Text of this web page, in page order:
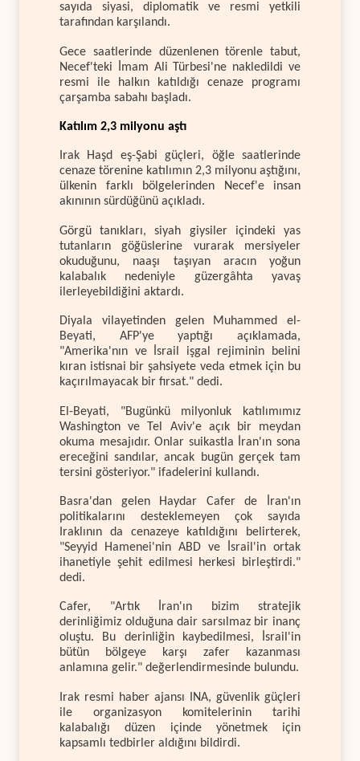
sayıda siyasi, diplomatik ve resmi yetkili
tarafından karşılandı.
Gece saatlerinde düzenlenen törenle tabut,
Necef'teki İmam Ali Türbesi'ne nakledildi ve
resmi ile halkın katıldığı cenaze programı
çarşamba sabahı başladı.
Katılım 2,3 milyonu aştı
Irak Haşd eş-Şabi güçleri, öğle saatlerinde
cenaze törenine katılımın 2,3 milyonu aştığını,
ülkenin farklı bölgelerinden Necef'e insan
akınının sürdüğünü açıkladı.
Görgü tanıkları, siyah giysiler içindeki yas
tutanların göğüslerine vurarak mersiyeler
okuduğunu, naaşı taşıyan aracın yoğun
kalabalık nedeniyle güzergâhta yavaş
ilerleyebildiğini aktardı.
Diyala vilayetinden gelen Muhammed el-
Beyati, AFP'ye yaptığı açıklamada,
"Amerika'nın ve İsrail işgal rejiminin belini
kıran istisnai bir şahsiyete veda etmek için bu
kaçırılmayacak bir fırsat." dedi.
El-Beyati, "Bugünkü milyonluk katılımımız
Washington ve Tel Aviv'e açık bir meydan
okuma mesajıdır. Onlar suikastla İran'ın sona
ereceğini sandılar, ancak bugün gerçek tam
tersini gösteriyor." ifadelerini kullandı.
Basra'dan gelen Haydar Cafer de İran'ın
politikalarını desteklemeyen çok sayıda
Iraklının da cenazeye katıldığını belirterek,
"Seyyid Hamenei'nin ABD ve İsrail'in ortak
ihanetiyle şehit edilmesi herkesi birleştirdi."
dedi.
Cafer, "Artık İran'ın bizim stratejik
derinliğimiz olduğuna dair sarsılmaz bir inanç
oluştu. Bu derinliğin kaybedilmesi, İsrail'in
bütün bölgeye karşı zafer kazanması
anlamına gelir." değerlendirmesinde bulundu.
Irak resmi haber ajansı INA, güvenlik güçleri
ile organizasyon komitelerinin tarihi
kalabalığı düzen içinde yönetmek için
kapsamlı tedbirler aldığını bildirdi.